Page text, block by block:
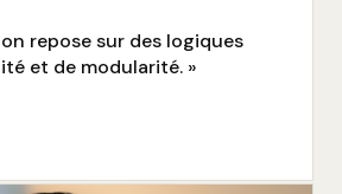
repose sur des logiques
et de modularité. »